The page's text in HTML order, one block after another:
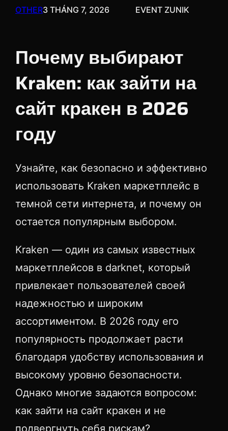
OTHER3 THÁNG 7, 2026 EVENT ZUNIK
Почему выбирают
Kraken: как зайти на
сайт кракен в 2026
году
Узнайте, как безопасно и эффективно
использовать Kraken маркетплейс в
темной сети интернета, и почему он
остается популярным выбором.
Kraken — один из самых известных
маркетплейсов в darknet, который
привлекает пользователей своей
надежностью и широким
ассортиментом. В 2026 году его
популярность продолжает расти
благодаря удобству использования и
высокому уровню безопасности.
Однако многие задаются вопросом:
как зайти на сайт кракен и не
подвергнуть себя рискам?